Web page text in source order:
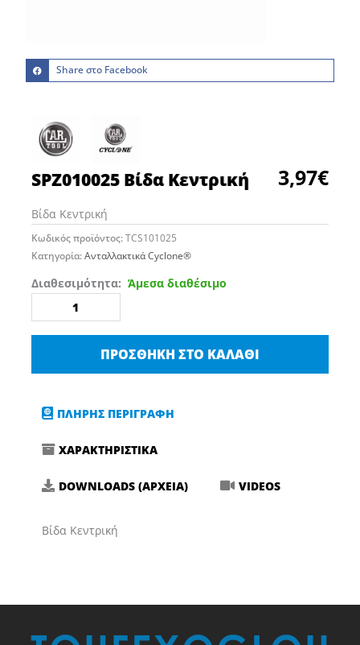
Share στο Facebook
SPZ010025 Βίδα Κεντρική 3,97€
Βίδα Κεντρική
Κωδικός προϊόντος:TCS101025
Κατηγορία:Ανταλλακτικά Cyclone®
Διαθεσιμότητα: Άμεσα διαθέσιμο
SPZ010025
Κεντρική
ΠΡΟΣΘΉΚΗ ΣΤΟ ΚΑΛΆΘΙ
ΠΛΗΡΗΣ ΠΕΡΙΓΡΑΦΗ
ΧΑΡΑΚΤΗΡΙΣΤΙΚΑ
DOWNLOADS (ΑΡΧΕΙΑ) VIDEOS
Βίδα Κεντρική